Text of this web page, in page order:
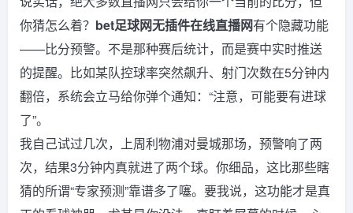
你猜怎么着？ bet足球网无插件在线直播网有个隐藏功能
——比分预警。不是那种赛后统计，而是赛中实时推送
的提醒。比如某队控球率突然飙升、射门次数在5分钟内
翻倍，系统会立马给你弹个通知：“注意，可能要有进球
了”。
我自己试过几次，上周利物浦对曼城那场，预警响了两
次，结果3分钟内真就进了两个球。你细品，这比那些瞎
猜的所谓“专家预测”靠谱多了噻。要我说，这功能才是真